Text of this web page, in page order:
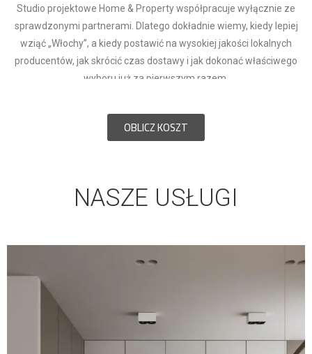
Studio projektowe Home & Property współpracuje wyłącznie ze
sprawdzonymi partnerami. Dlatego dokładnie wiemy, kiedy lepiej
wziąć „Włochy”, a kiedy postawić na wysokiej jakości lokalnych
producentów, jak skrócić czas dostawy i jak dokonać właściwego
wyboru już za pierwszym razem.
OBLICZ KOSZT
NASZE USŁUGI